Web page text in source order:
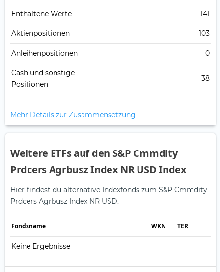
Enthaltene Werte 141
Aktienpositionen 103
Anleihenpositionen 0
Cash und sonstige
Positionen
38
Mehr Details zur Zusammensetzung
Weitere ETFs auf den S&P Cmmdity
Prdcers Agrbusz Index NR USD Index
Hier findest du alternative Indexfonds zum S&P Cmmdity
Prdcers Agrbusz Index NR USD.
Fonds­name WKN TER
Keine Ergebnisse